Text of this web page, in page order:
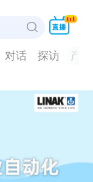
对话 探访 产品